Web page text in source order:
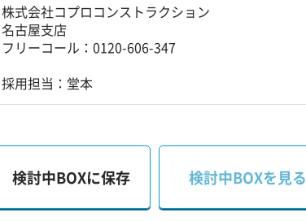
株式会社コプロコンストラクション
名古屋支店
フリーコール：0120-606-347
採用担当：堂本
検討中BOXに保存 検討中BOXを見る